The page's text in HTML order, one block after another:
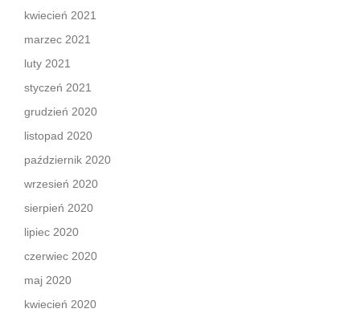
kwiecień 2021
marzec 2021
luty 2021
styczeń 2021
grudzień 2020
listopad 2020
październik 2020
wrzesień 2020
sierpień 2020
lipiec 2020
czerwiec 2020
maj 2020
kwiecień 2020